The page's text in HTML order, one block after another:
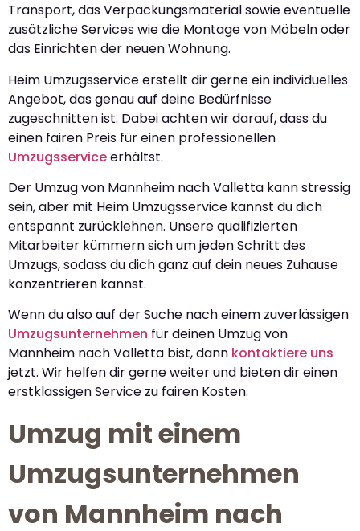
Transport, das Verpackungsmaterial sowie eventuelle
zusätzliche Services wie die Montage von Möbeln oder
das Einrichten der neuen Wohnung.
Heim Umzugsservice erstellt dir gerne ein individuelles
Angebot, das genau auf deine Bedürfnisse
zugeschnitten ist. Dabei achten wir darauf, dass du
einen fairen Preis für einen professionellen
Umzugsserviceerhältst.
Der Umzug von Mannheim nach Valletta kann stressig
sein, aber mit Heim Umzugsservice kannst du dich
entspannt zurücklehnen. Unsere qualifizierten
Mitarbeiter kümmern sich um jeden Schritt des
Umzugs, sodass du dich ganz auf dein neues Zuhause
konzentrieren kannst.
Wenn du also auf der Suche nach einem zuverlässigen
Umzugsunternehmen für deinen Umzug von
Mannheim nach Valletta bist, dann kontaktiere uns
jetzt. Wir helfen dir gerne weiter und bieten dir einen
erstklassigen Service zu fairen Kosten.
Umzug mit einem
Umzugsunternehmen
von Mannheim nach